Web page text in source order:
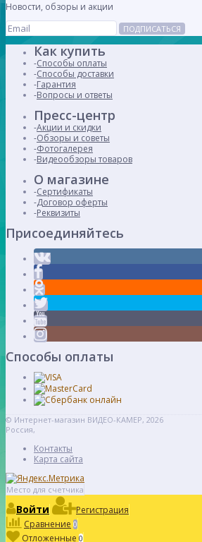
Новости, обзоры и акции
ПОДПИСАТЬСЯ
Как купить
Способы оплаты
Способы доставки
Гарантия
Вопросы и ответы
Пресс-центр
Акции и скидки
Обзоры и советы
Фотогалерея
Видеообзоры товаров
О магазине
Сертификаты
Договор оферты
Реквизиты
Присоединяйтесь
Способы оплаты
© Интернет-магазин ВИДЕО-КАМЕР, 2026
Россия,
Контакты
Карта сайта
Место для счетчика
Войти
Регистрация
Сравнение 0
Отложенные 0